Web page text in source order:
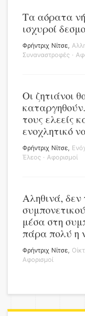
Τα αόρατα
ισχυροί
Φρήντριχ Νίτσε,
Συναναστροφές ·
Οι ζητιάνοι
τους ελεείς
ενοχλητικό
Φρήντριχ Νίτσε,
Έλεος · Αφορισμοί
Αληθινά, δεν
μέσα στη
πάρα πολύ η
Φρήντριχ Νίτσε,
Αφορισμοί